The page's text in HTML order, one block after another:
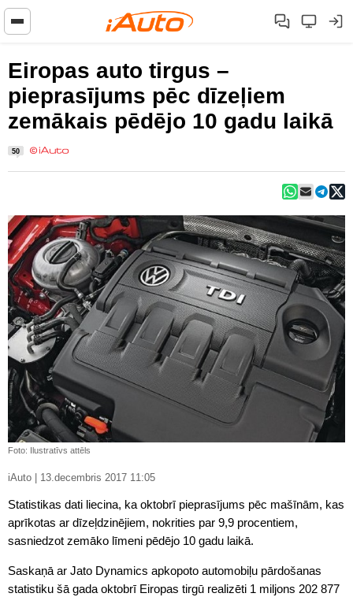
Eiropas auto tirgus –
pieprasījums pēc dīzeļiem
zemākais pēdējo 10 gadu laikā
50
Foto: Ilustratīvs attēls
iAuto | 13.decembris 2017 11:05
Statistikas dati liecina, ka oktobrī pieprasījums pēc mašīnām, kas
aprīkotas ar dīzeļdzinējiem, nokrities par 9,9 procentiem,
sasniedzot zemāko līmeni pēdējo 10 gadu laikā.
Saskaņā ar Jato Dynamics apkopoto automobiļu pārdošanas
statistiku šā gada oktobrī Eiropas tirgū realizēti 1 miljons 202 877